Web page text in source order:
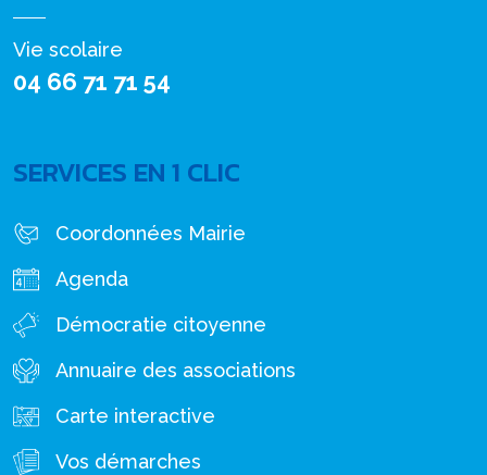
Vie scolaire
04 66 71 71 54
SERVICES EN 1 CLIC
Coordonnées Mairie
Agenda
Démocratie citoyenne
Annuaire des associations
Carte interactive
Vos démarches